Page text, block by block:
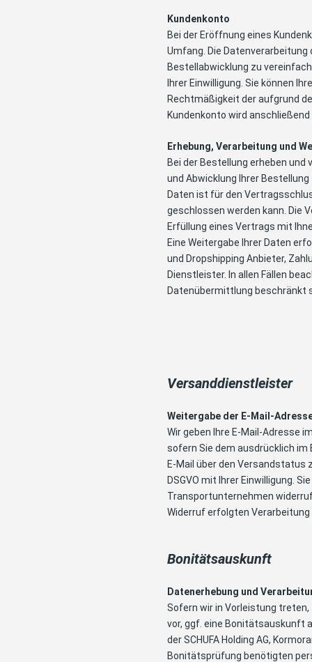
Kundenkonto
Bei der Eröffnung eines
Umfang. Die
Bestellabwicklung zu
Ihrer Einwilligung. Sie können
Rechtmäßigkeit der aufgrund
Kundenkonto wird
Erhebung, Verarbeitung und
Bei der Bestellung erheben und
und Abwicklung Ihrer
Daten ist für den
geschlossen werden kann. Die
Erfüllung eines Vertrags mit
Eine Weitergabe Ihrer Daten
und Dropshipping Anbieter,
Dienstleister. In allen Fällen
Datenübermittlung beschränkt
Weitergabe der E-Mail-
Wir geben Ihre E-Mail-Adresse
sofern Sie dem ausdrücklich im
E-Mail über den Versandstatus
DSGVO mit Ihrer Einwilligung.
Transportunternehmen
Widerruf erfolgten
Bonitätsauskunft
Datenerhebung und
Sofern wir in Vorleistung
vor, ggf. eine Bonitätsauskunft
derSCHUFA Holding AG,
Bonitätsprüfung benötigten